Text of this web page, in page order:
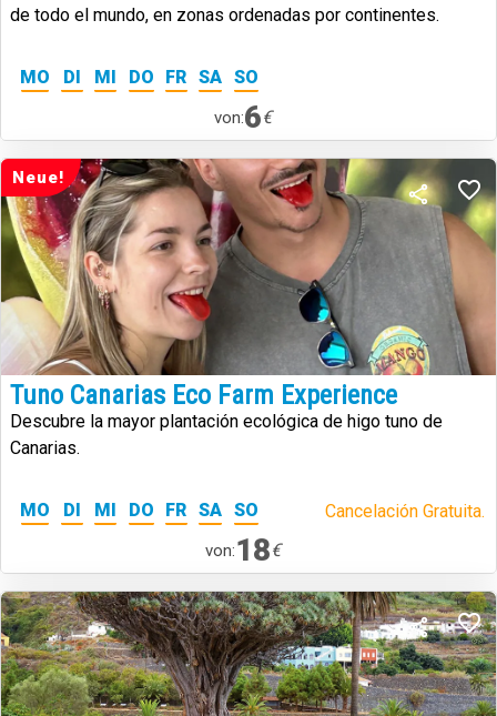
de todo el mundo, en zonas ordenadas por continentes.
MO DI MI DO FR SA SO
von:6€
Neue!
Tuno Canarias Eco Farm Experience
Descubre la mayor plantación ecológica de higo tuno de
Canarias.
MO DI MI DO FR SA SO Cancelación Gratuita.
von:18€